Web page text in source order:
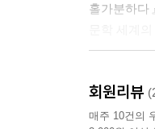
홀가분하다
오류와 누
다듬고 오
회원리뷰
매주 10건의